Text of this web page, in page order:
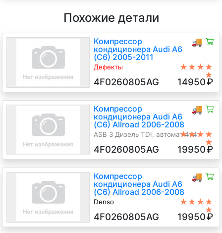
Похожие детали
🚚
Компрессор
кондиционера Audi A6
(C6) 2005-2011
Дефекты
BPP 2.7 Дизель TDI, автомат 4х4,
Седан, серебристый, 2006 г.в.
★★★★
★
4F0260805AG 14950₽
🚚
Компрессор
кондиционера Audi A6
(C6) Allroad 2006-2008
ASB 3 Дизель TDI, автомат 4х4,
★★★★
★
4F0260805AG 19950₽
🚚
Компрессор
кондиционера Audi A6
(C6) Allroad 2006-2008
Denso
Универсал, серый, 2007 г.в.
★★★★
★
4F0260805AG 19950₽